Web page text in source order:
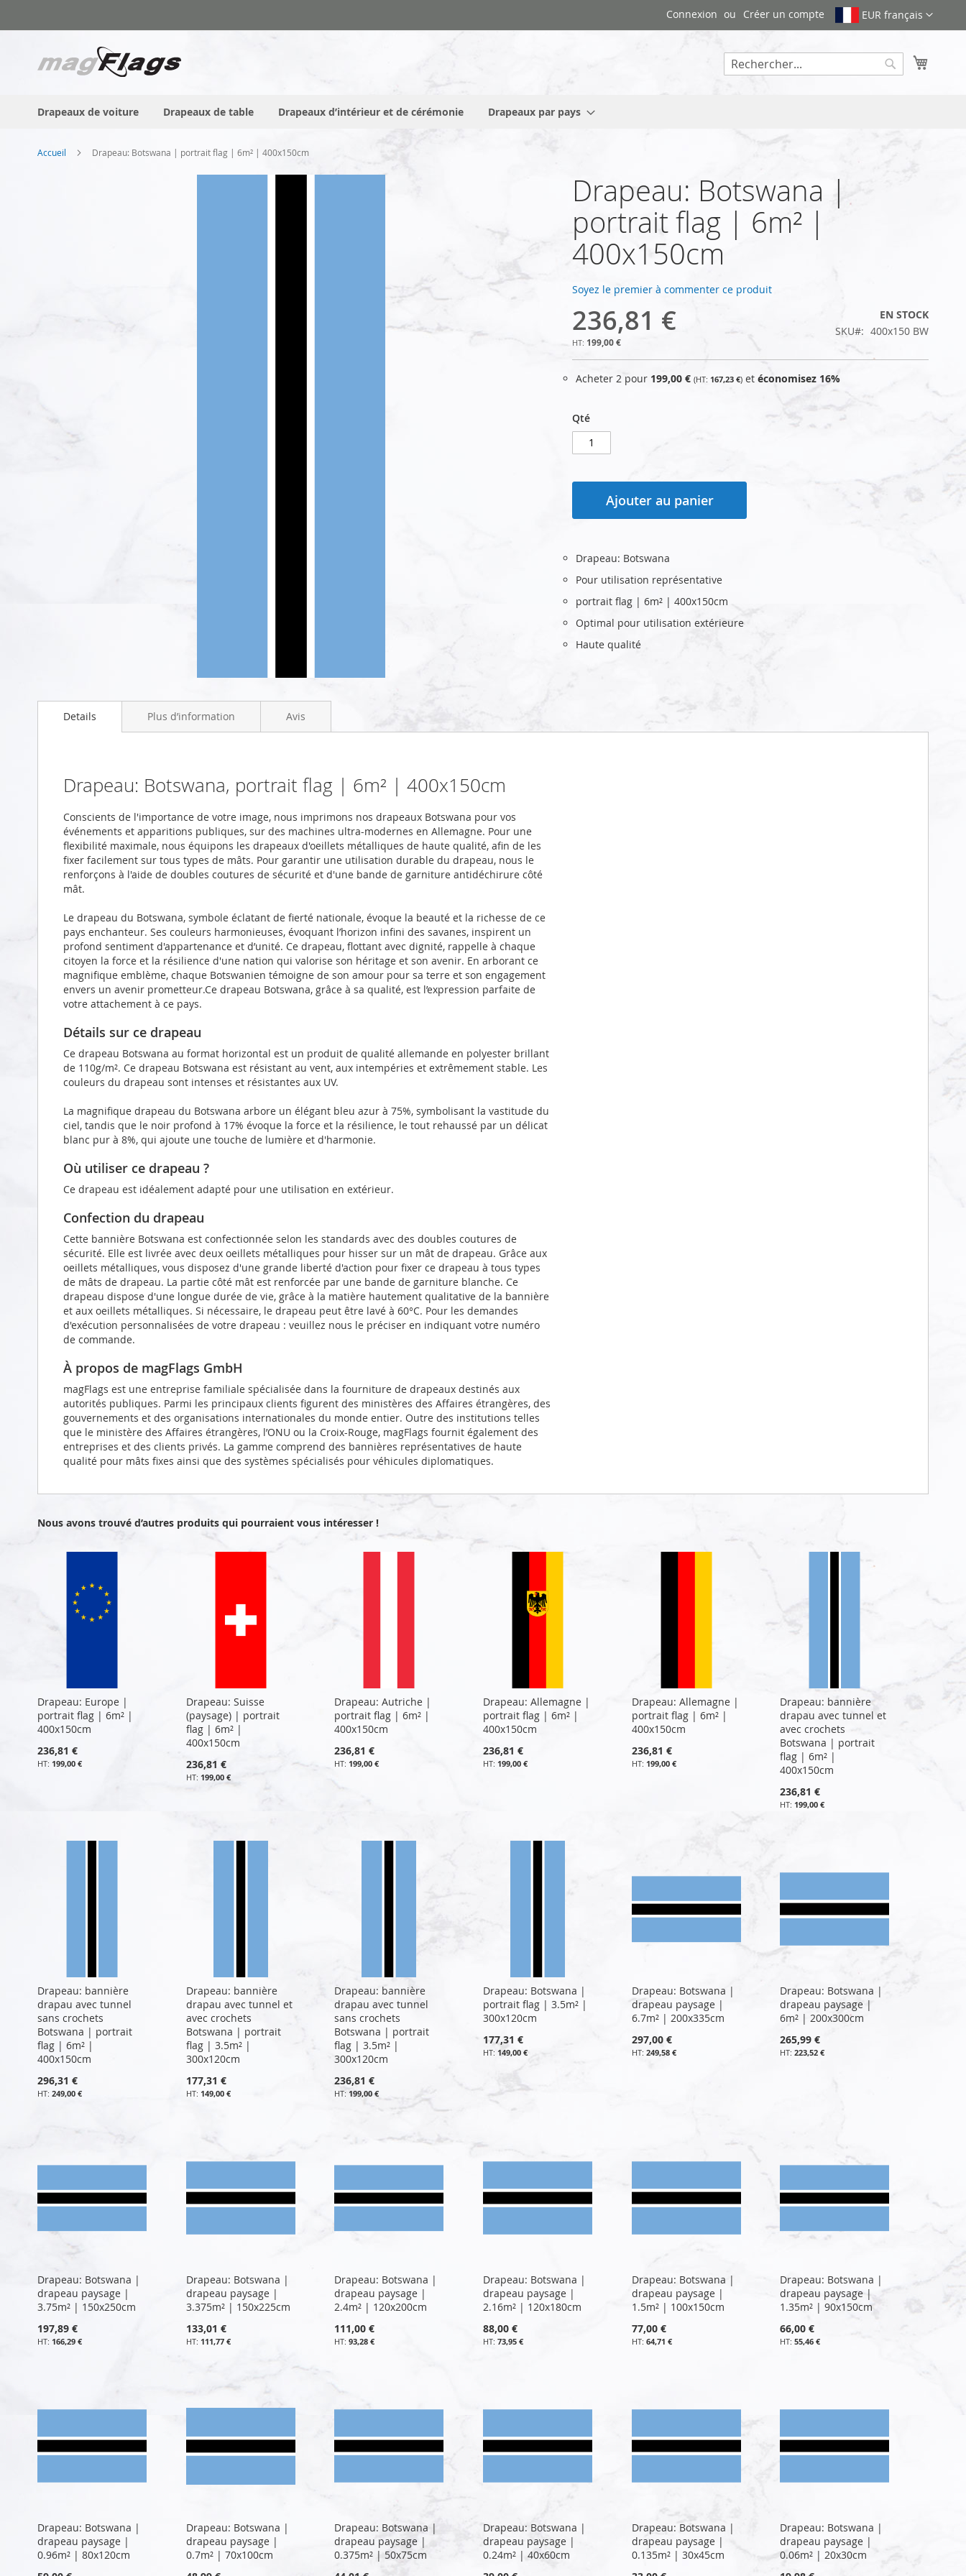
au
EUR français
Connexion Créer un compte
Drapeaux de voiture Drapeaux de table Drapeaux d’intérieur et de cérémonie Drapeaux par pays
Accueil Drapeau: Botswana | portrait flag | 6m² | 400x150cm
to
gallery
Drapeau: Botswana |
portrait flag | 6m² |
400x150cm
Soyez le premier à commenter ce produit
236,81 €
199,00 €
EN STOCK
SKU
400x150 BW
Acheter 2 pour 199,00 € 167,23 € et économisez 16%
Qté
Ajouter au panier
Drapeau: Botswana
Pour utilisation représentative
portrait flag | 6m² | 400x150cm
Optimal pour utilisation extérieure
Haute qualité
Details
Drapeau: Botswana, portrait flag | 6m² | 400x150cm
Conscients de l'importance de votre image, nous imprimons nos drapeaux Botswana pour vos
événements et apparitions publiques, sur des machines ultra-modernes en Allemagne. Pour une
flexibilité maximale, nous équipons les drapeaux d'oeillets métalliques de haute qualité, afin de les
fixer facilement sur tous types de mâts. Pour garantir une utilisation durable du drapeau, nous le
renforçons à l'aide de doubles coutures de sécurité et d'une bande de garniture antidéchirure côté
mât.
Le drapeau du Botswana, symbole éclatant de fierté nationale, évoque la beauté et la richesse de ce
pays enchanteur. Ses couleurs harmonieuses, évoquant l’horizon infini des savanes, inspirent un
profond sentiment d'appartenance et d’unité. Ce drapeau, flottant avec dignité, rappelle à chaque
citoyen la force et la résilience d'une nation qui valorise son héritage et son avenir. En arborant ce
magnifique emblème, chaque Botswanien témoigne de son amour pour sa terre et son engagement
envers un avenir prometteur.Ce drapeau Botswana, grâce à sa qualité, est l’expression parfaite de
votre attachement à ce pays.
Détails sur ce drapeau
Ce drapeau Botswana au format horizontal est un produit de qualité allemande en polyester brillant
de 110g/m². Ce drapeau Botswana est résistant au vent, aux intempéries et extrêmement stable. Les
couleurs du drapeau sont intenses et résistantes aux UV.
La magnifique drapeau du Botswana arbore un élégant bleu azur à 75%, symbolisant la vastitude du
ciel, tandis que le noir profond à 17% évoque la force et la résilience, le tout rehaussé par un délicat
blanc pur à 8%, qui ajoute une touche de lumière et d'harmonie.
Où utiliser ce drapeau ?
Ce drapeau est idéalement adapté pour une utilisation en extérieur.
Confection du drapeau
Cette bannière Botswana est confectionnée selon les standards avec des doubles coutures de
sécurité. Elle est livrée avec deux oeillets métalliques pour hisser sur un mât de drapeau. Grâce aux
oeillets métalliques, vous disposez d'une grande liberté d'action pour fixer ce drapeau à tous types
de mâts de drapeau. La partie côté mât est renforcée par une bande de garniture blanche. Ce
drapeau dispose d'une longue durée de vie, grâce à la matière hautement qualitative de la bannière
et aux oeillets métalliques. Si nécessaire, le drapeau peut être lavé à 60°C. Pour les demandes
d'exécution personnalisées de votre drapeau : veuillez nous le préciser en indiquant votre numéro
de commande.
À propos de magFlags GmbH
magFlags est une entreprise familiale spécialisée dans la fourniture de drapeaux destinés aux
autorités publiques. Parmi les principaux clients figurent des ministères des Affaires étrangères, des
gouvernements et des organisations internationales du monde entier. Outre des institutions telles
que le ministère des Affaires étrangères, l’ONU ou la Croix-Rouge, magFlags fournit également des
entreprises et des clients privés. La gamme comprend des bannières représentatives de haute
qualité pour mâts fixes ainsi que des systèmes spécialisés pour véhicules diplomatiques.
Plus d’information Avis
Nous avons trouvé d’autres produits qui pourraient vous intéresser !
Drapeau: Europe |
portrait flag | 6m² |
400x150cm
236,81 €
199,00 €
Drapeau: Suisse
(paysage) | portrait
flag | 6m² |
400x150cm
236,81 €
199,00 €
Drapeau: Autriche |
portrait flag | 6m² |
400x150cm
236,81 €
199,00 €
Drapeau: Allemagne |
portrait flag | 6m² |
400x150cm
236,81 €
199,00 €
Drapeau: Allemagne |
portrait flag | 6m² |
400x150cm
236,81 €
199,00 €
Drapeau: bannière
drapau avec tunnel et
avec crochets
Botswana | portrait
flag | 6m² |
400x150cm
236,81 €
199,00 €
Drapeau: bannière
drapau avec tunnel
sans crochets
Botswana | portrait
flag | 6m² |
400x150cm
296,31 €
249,00 €
Drapeau: bannière
drapau avec tunnel et
avec crochets
Botswana | portrait
flag | 3.5m² |
300x120cm
177,31 €
149,00 €
Drapeau: bannière
drapau avec tunnel
sans crochets
Botswana | portrait
flag | 3.5m² |
300x120cm
236,81 €
199,00 €
Drapeau: Botswana |
portrait flag | 3.5m² |
300x120cm
177,31 €
149,00 €
Drapeau: Botswana |
drapeau paysage |
6.7m² | 200x335cm
297,00 €
249,58 €
Drapeau: Botswana |
drapeau paysage |
6m² | 200x300cm
265,99 €
223,52 €
Drapeau: Botswana |
drapeau paysage |
3.75m² | 150x250cm
197,89 €
166,29 €
Drapeau: Botswana |
drapeau paysage |
3.375m² | 150x225cm
133,01 €
111,77 €
Drapeau: Botswana |
drapeau paysage |
2.4m² | 120x200cm
111,00 €
93,28 €
Drapeau: Botswana |
drapeau paysage |
2.16m² | 120x180cm
88,00 €
73,95 €
Drapeau: Botswana |
drapeau paysage |
1.5m² | 100x150cm
77,00 €
64,71 €
Drapeau: Botswana |
drapeau paysage |
1.35m² | 90x150cm
66,00 €
55,46 €
Drapeau: Botswana |
drapeau paysage |
0.96m² | 80x120cm
Drapeau: Botswana |
drapeau paysage |
0.7m² | 70x100cm
Drapeau: Botswana |
drapeau paysage |
0.375m² | 50x75cm
Drapeau: Botswana |
drapeau paysage |
0.24m² | 40x60cm
Drapeau: Botswana |
drapeau paysage |
0.135m² | 30x45cm
Drapeau: Botswana |
drapeau paysage |
0.06m² | 20x30cm